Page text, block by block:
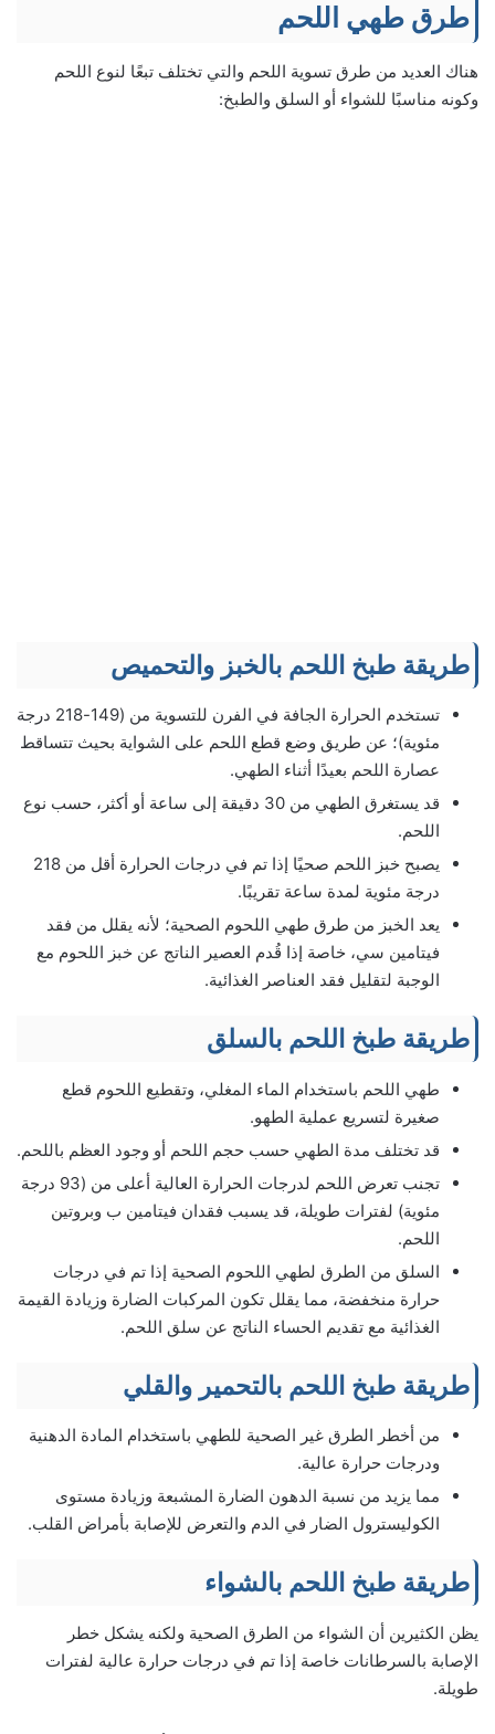
طرق طهي اللحم
هناك العديد من طرق تسوية اللحم والتي تختلف تبعًا لنوع اللحم
وكونه مناسبًا للشواء أو السلق والطبخ:
طريقة طبخ اللحم بالخبز والتحميص
تستخدم الحرارة الجافة في الفرن للتسوية من (149-218 درجة
مئوية)؛ عن طريق وضع قطع اللحم على الشواية بحيث تتساقط
عصارة اللحم بعيدًا أثناء الطهي.
قد يستغرق الطهي من 30 دقيقة إلى ساعة أو أكثر، حسب نوع
اللحم.
يصبح خبز اللحم صحيًا إذا تم في درجات الحرارة أقل من 218
درجة مئوية لمدة ساعة تقريبًا.
يعد الخبز من طرق طهي اللحوم الصحية؛ لأنه يقلل من فقد
فيتامين سي، خاصة إذا قُدم العصير الناتج عن خبز اللحوم مع
الوجبة لتقليل فقد العناصر الغذائية.
طريقة طبخ اللحم بالسلق
طهي اللحم باستخدام الماء المغلي، وتقطيع اللحوم قطع
صغيرة لتسريع عملية الطهو.
قد تختلف مدة الطهي حسب حجم اللحم أو وجود العظم باللحم.
تجنب تعرض اللحم لدرجات الحرارة العالية أعلى من (93 درجة
مئوية) لفترات طويلة، قد يسبب فقدان فيتامين ب وبروتين
اللحم.
السلق من الطرق لطهي اللحوم الصحية إذا تم في درجات
حرارة منخفضة، مما يقلل تكون المركبات الضارة وزيادة القيمة
الغذائية مع تقديم الحساء الناتج عن سلق اللحم.
طريقة طبخ اللحم بالتحمير والقلي
من أخطر الطرق غير الصحية للطهي باستخدام المادة الدهنية
ودرجات حرارة عالية.
مما يزيد من نسبة الدهون الضارة المشبعة وزيادة مستوى
الكوليسترول الضار في الدم والتعرض للإصابة بأمراض القلب.
طريقة طبخ اللحم بالشواء
يظن الكثيرين أن الشواء من الطرق الصحية ولكنه يشكل خطر
الإصابة بالسرطانات خاصة إذا تم في درجات حرارة عالية لفترات
طويلة.